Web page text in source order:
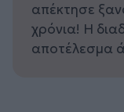
απέκτησε
χρόνια! Η
αποτέλεσμα